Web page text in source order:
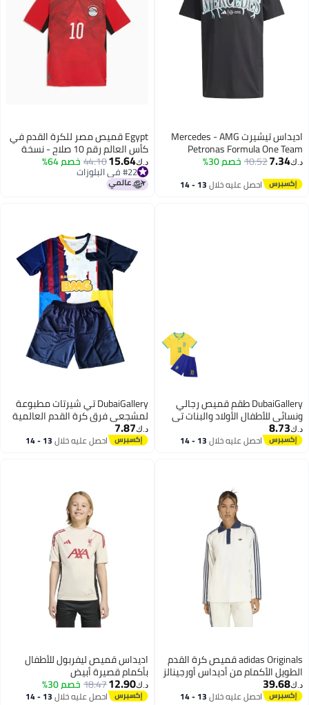
اديداس تيشيرت Mercedes - AMG
Petronas Formula One Team
Graphic
د.ك‏7.34
10.52خصم 30%
احصل عليه خلال 13 - 14
2
Egypt قميص مصر للكرة القدم في
كأس العالم رقم 10 صلاح - نسخة
المشجعين
د.ك‏15.64
44.10خصم 64%
#22 في البلوزات
#22 في البلوزات
DubaiGallery طقم قميص رجالي
ونسائي للأطفال الأولاد والبنات تي
شيرت طقم ملابس المنتخب الوطني
والأندية بأكمام قصيرة شورت رياضي
د.ك‏8.73
احصل عليه خلال 13 - 14
DubaiGallery تي شيرتات مطبوعة
لمشجعي فرق كرة القدم العالمية
دعمًا للفريق | تي شيرتات قميص
كرة القدم للرجال | النساء | الأطفال
د.ك‏7.87
احصل عليه خلال 13 - 14
adidas Originals قميص كرة القدم
الطويل الأكمام من أديداس أورجينالز
المعزول شتويًا
د.ك‏39.68
احصل عليه خلال 13 - 14
اديداس قميص ليفربول للأطفال
بأكمام قصيرة أبيض
د.ك‏12.90
18.47خصم 30%
احصل عليه خلال 13 - 14